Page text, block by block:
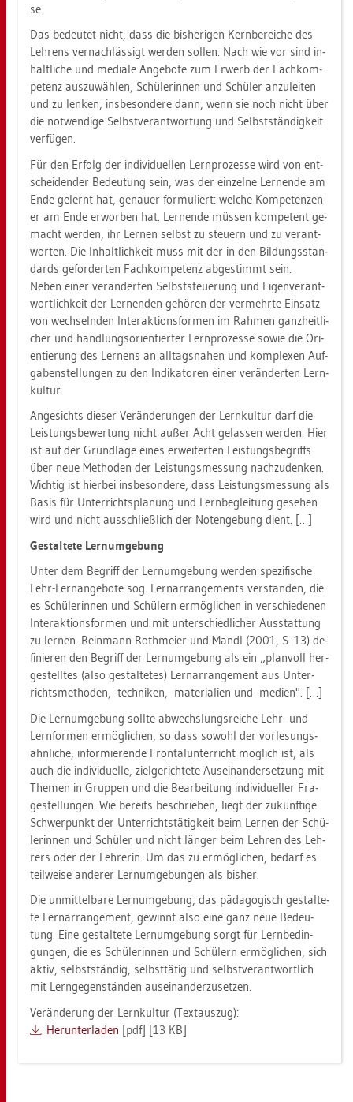
se.
Das be­deu­tet nicht, dass die bis­he­ri­gen Kern­be­rei­che des
Leh­rens ver­nach­läs­sigt wer­den sol­len: Nach wie vor sind in­
halt­li­che und me­dia­le An­ge­bo­te zum Er­werb der Fach­kom­
pe­tenz aus­zu­wäh­len, Schü­le­rin­nen und Schü­ler an­zu­lei­ten
und zu len­ken, ins­be­son­de­re dann, wenn sie noch nicht über
die not­wen­di­ge Selbst­ver­ant­wor­tung und Selbst­stän­dig­keit
ver­fü­gen.
Für den Er­folg der in­di­vi­du­el­len Lern­pro­zes­se wird von ent­
schei­den­der Be­deu­tung sein, was der ein­zel­ne Ler­nen­de am
Ende ge­lernt hat, ge­nau­er for­mu­liert: wel­che Kom­pe­ten­zen
er am Ende er­wor­ben hat. Ler­nen­de müs­sen kom­pe­tent ge­
macht wer­den, ihr Ler­nen selbst zu steu­ern und zu ver­ant­
wor­ten. Die In­halt­lich­keit muss mit der in den Bil­dungs­stan­
dards ge­for­der­ten Fach­kom­pe­tenz ab­ge­stimmt sein.
Neben einer ver­än­der­ten Selbst­steue­rung und Ei­gen­ver­ant­
wort­lich­keit der Ler­nen­den ge­hö­ren der ver­mehr­te Ein­satz
von wech­seln­den In­ter­ak­ti­ons­for­men im Rah­men ganz­heit­li­
cher und hand­lungs­ori­en­tier­ter Lern­pro­zes­se sowie die Ori­
en­tie­rung des Ler­nens an all­tags­na­hen und kom­ple­xen Auf­
ga­ben­stel­lun­gen zu den In­di­ka­to­ren einer ver­än­der­ten Lern­
kul­tur.
An­ge­sichts die­ser Ver­än­de­run­gen der Lern­kul­tur darf die
Leis­tungs­be­wer­tung nicht außer Acht ge­las­sen wer­den. Hier
ist auf der Grund­la­ge eines er­wei­ter­ten Leis­tungs­be­griffs
über neue Me­tho­den der Leis­tungs­mes­sung nach­zu­den­ken.
Wich­tig ist hier­bei ins­be­son­de­re, dass Leis­tungs­mes­sung als
Basis für Un­ter­richts­pla­nung und Lern­be­glei­tung ge­se­hen
wird und nicht aus­schließ­lich der No­ten­ge­bung dient. […]
Ge­stal­te­te Lern­um­ge­bung
Unter dem Be­griff der Lern­um­ge­bung wer­den spe­zi­fi­sche
Lehr-Lern­an­ge­bo­te sog. Ler­narrangements ver­stan­den, die
es Schü­le­rin­nen und Schü­lern er­mög­li­chen in ver­schie­de­nen
In­ter­ak­ti­ons­for­men und mit un­ter­schied­li­cher Aus­stat­tung
zu ler­nen. Rein­mann-Roth­mei­er und Mandl (2001, S. 13) de­
fi­nie­ren den Be­griff der Lern­um­ge­bung als ein „plan­voll her­
ge­stell­tes (also ge­stal­te­tes) Ler­nar­ran­ge­ment aus Un­ter­
richts­me­tho­den, -tech­ni­ken, -ma­te­ria­li­en und -me­di­en". […]
Die Lern­um­ge­bung soll­te ab­wechs­lungs­rei­che Lehr- und
Lern­for­men er­mög­li­chen, so dass so­wohl der vor­le­sungs­
ähn­li­che, in­for­mie­ren­de Fron­tal­un­ter­richt mög­lich ist, als
auch die in­di­vi­du­el­le, ziel­ge­rich­te­te Aus­ein­an­der­set­zung mit
The­men in Grup­pen und die Be­ar­bei­tung in­di­vi­du­el­ler Fra­
ge­stel­lun­gen. Wie be­reits be­schrie­ben, liegt der zu­künf­ti­ge
Schwer­punkt der Un­ter­richt­s­tä­tig­keit beim Ler­nen der Schü­
le­rin­nen und Schü­ler und nicht län­ger beim Leh­ren des Leh­
rers oder der Leh­re­rin. Um das zu er­mög­li­chen, be­darf es
teil­wei­se an­de­rer Lern­um­ge­bun­gen als bis­her.
Die un­mit­tel­ba­re Lern­um­ge­bung, das päd­ago­gisch ge­stal­te­
te Ler­nar­ran­ge­ment, ge­winnt also eine ganz neue Be­deu­
tung. Eine ge­stal­te­te Lern­um­ge­bung sorgt für Lern­be­din­
gun­gen, die es Schü­le­rin­nen und Schü­lern er­mög­li­chen, sich
aktiv, selbst­stän­dig, selbst­tä­tig und selbst­ver­ant­wort­lich
mit Lern­ge­gen­stän­den aus­ein­an­der­zu­set­zen.
Ver­än­de­rung der Lern­kul­tur (Text­aus­zug):
Her­un­ter­la­den [pdf] [13 KB]